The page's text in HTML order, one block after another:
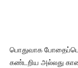
பொதுவாக
கண்டறிய அல்லது